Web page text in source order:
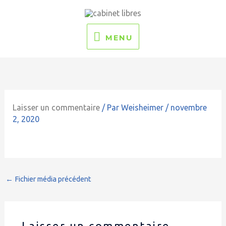
MENU
MENU
Laisser un commentaire / Par Weisheimer / novembre
2, 2020
← Fichier média précédent